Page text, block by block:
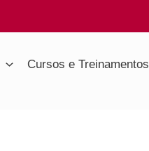
Cursos e Treinamentos